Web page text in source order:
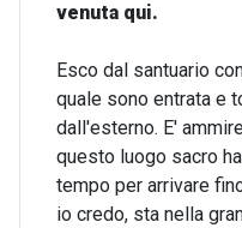
venuta qui.
Esco dal santuario
quale sono entrata e
dall'esterno. E'
questo luogo sacro
tempo per arrivare
io credo, sta nella